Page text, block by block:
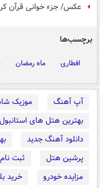
عکس/ جزء خوانی قرآن
برچسب‌ها
افطاری ماه رمضان
آپ آهنگ موزیک
بهترین هتل های استانبول
دانلود آهنگ جدید
پرشین هتل
ثبت
مزایده خودرو
خرید